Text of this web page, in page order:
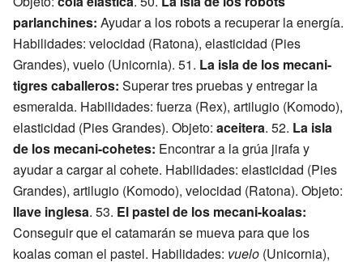
parlanchines: Ayudar a los robots a recuperar la energía.
Habilidades: velocidad (Ratona), elasticidad (Pies
Grandes), vuelo (Unicornia). 51. La isla de los mecani-
tigres caballeros: Superar tres pruebas y entregar la
esmeralda. Habilidades: fuerza (Rex), artilugio (Komodo),
elasticidad (Pies Grandes). Objeto: aceitera. 52. La isla
de los mecani-cohetes: Encontrar a la grúa jirafa y
ayudar a cargar al cohete. Habilidades: elasticidad (Pies
Grandes), artilugio (Komodo), velocidad (Ratona). Objeto:
llave inglesa. 53. El pastel de los mecani-koalas:
Conseguir que el catamarán se mueva para que los
koalas coman el pastel. Habilidades: vuelo (Unicornia),